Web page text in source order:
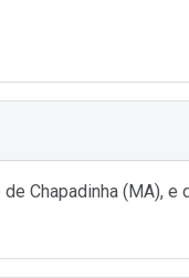
Chapadinha (MA), e